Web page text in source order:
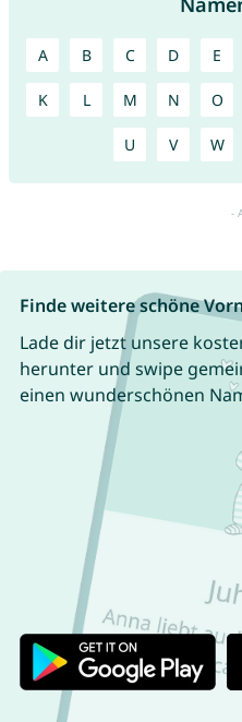
A B C D E
K L M N O
U V W
Finde weitere schöne
Lade dir jetzt unsere
herunter und swipe
einen wunderschönen